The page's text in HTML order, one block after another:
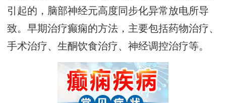
引起的，脑部神经元高度同步化异常放电所导
致。早期治疗癫痫的方法，主要包括药物治疗、
手术治疗、生酮饮食治疗、神经调控治疗等。